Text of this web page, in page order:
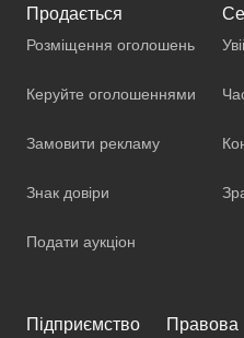
Продається
Розміщення оголошень
Керуйте оголошеннями
Замовити рекламу
Знак довіри
Подати аукціон
Підприємство Правова